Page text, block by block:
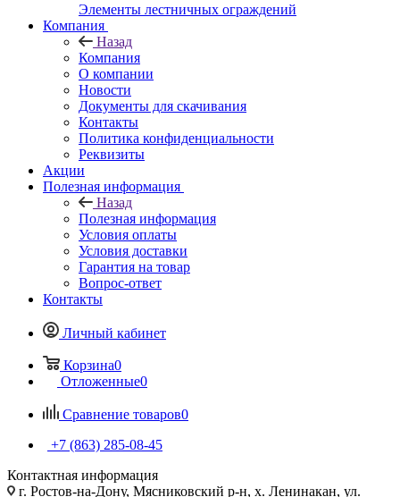
Элементы лестничных ограждений
Компания
Назад
Компания
О компании
Новости
Документы для скачивания
Контакты
Политика конфиденциальности
Реквизиты
Акции
Полезная информация
Назад
Полезная информация
Условия оплаты
Условия доставки
Гарантия на товар
Вопрос-ответ
Контакты
Личный кабинет
Корзина0
Отложенные0
Сравнение товаров0
+7 (863) 285-08-45
Контактная информация
г. Ростов-на-Дону, Мясниковский р-н, х. Ленинакан, ул.